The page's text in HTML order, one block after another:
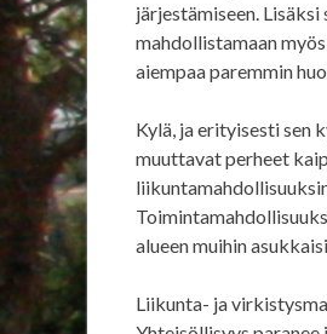
järjestämiseen.
mahdollistamaan
aiempaa paremmin
Kylä, ja erityisesti sen
muuttavat perheet
alueen muihin
Liikunta- ja